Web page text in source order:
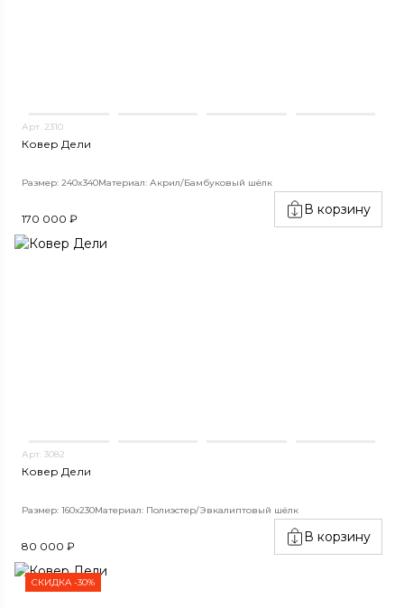
Арт. 2310
Ковер Дели
Размер: 240x340Материал: Акрил/Бамбуковый шёлк
170 000 ₽
В корзину
Арт. 3082
Ковер Дели
Размер: 160х230Материал: Полиэстер/Эвкалиптовый шёлк
80 000 ₽
В корзину
СКИДКА -30%